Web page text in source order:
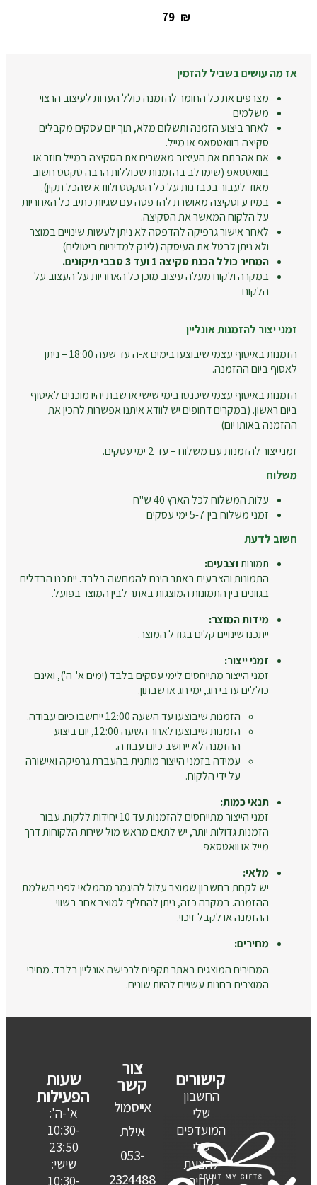
‎79 ₪
אז מה עושים בשביל להזמין
מצרפים את כל החומר להזמנה כולל הערות לעיצוב הרצוי
משלמים
לאחר ביצוע הזמנה ותשלום מלא, תוך יום עסקים מקבלים
סקיצה בוואטסאפ או מייל.
אם אהבתם את העיצוב מאשרים את הסקיצה במייל חוזר או
בוואטסאפ (שימו לב בהזמנות שכוללות הרבה טקסט חשוב
מאוד לעבור בכבדנות על כל הטקסט ולוודא שהכל תקין).
במידע וסקיצה מאושרת להדפסה עם שגיות כתיב כל האחריות
על הלקוח המאשר את הסקיצה.
לאחר אישור גרפיקה להדפסה לא ניתן לעשות שינויים במוצר
ולא ניתן לבטל את העיסקה (לינק למדיניות ביטולים)
המחיר כולל הכנת סקיצה 1 ועד 3 סבבי תיקונים.
במקרה ולקוח מעלה עיצוב מוכן כל האחריות על העצוב על
הלקוח
זמני יצור להזמנות אונליין
הזמנות באיסוף עצמי שיבוצעו בימים א-ה עד שעה 18:00 – ניתן
לאסוף ביום ההזמנה.
הזמנות באיסוף עצמי שיכנסו בימי שישי או שבת יהיו מוכנים לאיסוף
ביום ראשון. (במקרים דחופים יש לוודא איתנו אפשרות להכין את
ההזמנה באותו יום)
זמני יצור להזמנות עם משלוח – עד 2 ימי עסקים.
משלוח
עלות המשלוח לכל הארץ 40 ש"ח
זמני משלוח בין 5-7 ימי עסקים
חשוב לדעת
תמונותוצבעים:
התמונות והצבעים באתר הינם להמחשה בלבד. ייתכנו הבדלים
בגוונים בין התמונות המוצגות באתר לבין המוצר בפועל.
מידות המוצר:
ייתכנו שינויים קלים בגודל המוצר.
זמני ייצור:
זמני הייצור מתייחסים לימי עסקים בלבד (ימים א'-ה'), ואינם
כוללים ערבי חג, ימי חג או שבתון.
הזמנות שיבוצעו עד השעה 12:00 ייחשבו כיום עבודה.
הזמנות שיבוצעו לאחר השעה 12:00, יום ביצוע
ההזמנה לא ייחשב כיום עבודה.
עמידה בזמני הייצור מותנית בהעברת גרפיקה ואישורה
על ידי הלקוח.
תנאי כמות:
זמני הייצור מתייחסים להזמנות עד 10 יחידות ללקוח. עבור
הזמנות גדולות יותר, יש לתאם מראש מול שירות הלקוחות דרך
מייל או וואטסאפ.
מלאי:
יש לקחת בחשבון שמוצר עלול להיגמר מהמלאי לפני השלמת
ההזמנה. במקרה כזה, ניתן להחליף למוצר אחר בשווי
ההזמנה או לקבל זיכוי.
מחירים:
המחירים המוצגים באתר תקפים לרכישה אונליין בלבד. מחירי
המוצרים בחנות עשויים להיות שונים.
קישורים
החשבון
שלי
המועדפים
שלי
להצעת
מחיר
צור
קשר
אייסמול
אילת
053-
2324488
שעות
הפעילות
א'-ה':
10:30-
23:50
שישי:
10:30-